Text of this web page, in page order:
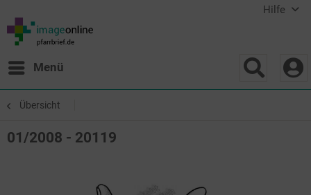
Hilfe
Menü
Übersicht
01/2008 - 20119